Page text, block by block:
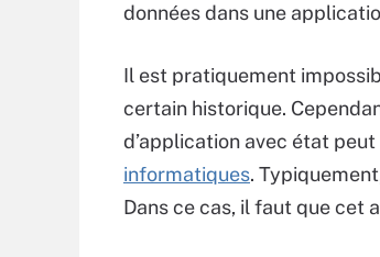
données dans une
Il est pratiquement
certain historique.
d’application avec état
informatiques.
Dans ce cas, il faut que cet